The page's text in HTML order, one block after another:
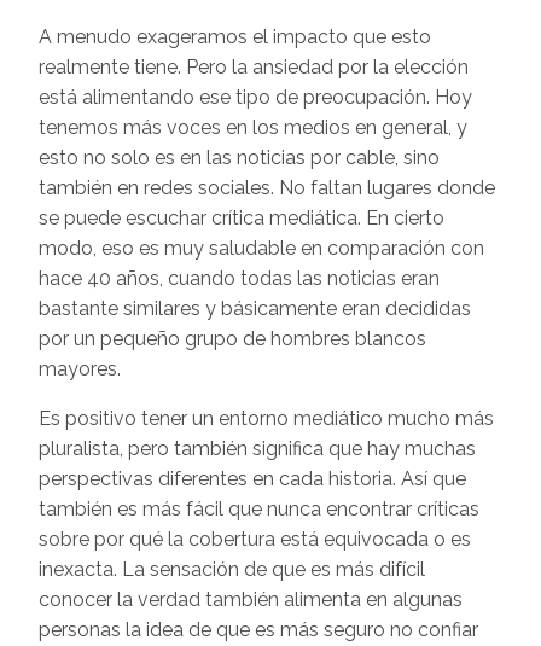
A menudo exageramos el impacto que esto
realmente tiene. Pero la ansiedad por la elección
está alimentando ese tipo de preocupación. Hoy
tenemos más voces en los medios en general, y
esto no solo es en las noticias por cable, sino
también en redes sociales. No faltan lugares donde
se puede escuchar crítica mediática. En cierto
modo, eso es muy saludable en comparación con
hace 40 años, cuando todas las noticias eran
bastante similares y básicamente eran decididas
por un pequeño grupo de hombres blancos
mayores.
Es positivo tener un entorno mediático mucho más
pluralista, pero también significa que hay muchas
perspectivas diferentes en cada historia. Así que
también es más fácil que nunca encontrar críticas
sobre por qué la cobertura está equivocada o es
inexacta. La sensación de que es más difícil
conocer la verdad también alimenta en algunas
personas la idea de que es más seguro no confiar